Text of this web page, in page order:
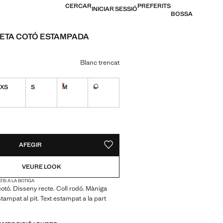
CERCARINICIAR SESSIÓPREFERITS
BOSSA
COTÓ ESTAMPADA
€ ]
Blanc trencat
XS S M
Últimes unitats!
L
AFEGIR DESAR COM A PREFERIT
VEURE LOOK
A LA BOTIGA
Disseny recte. Coll rodó. Màniga
al pit. Text estampat a la part